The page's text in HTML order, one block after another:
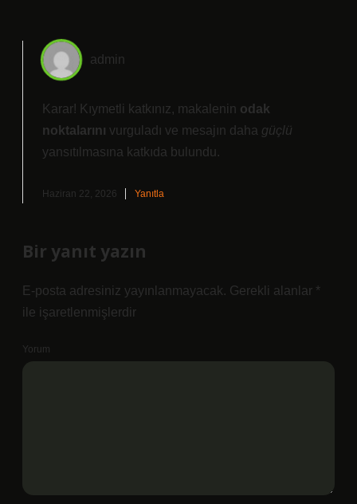
admin
Karar! Kıymetli katkınız, makalenin odak
noktalarını vurguladı ve mesajın daha güçlü
yansıtılmasına katkıda bulundu.
Haziran 22, 2026 Yanıtla
Bir yanıt yazın
E-posta adresiniz yayınlanmayacak. Gerekli alanlar *
ile işaretlenmişlerdir
Yorum